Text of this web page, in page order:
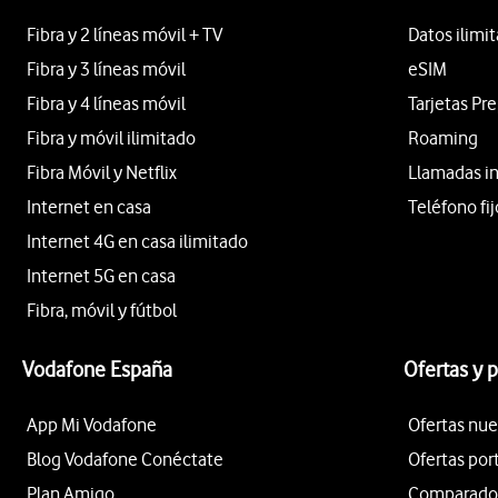
Fibra y 2 líneas móvil + TV
Fibra y 3 líneas móvil
Fibra y 4 líneas móvil
Fibra y móvil ilimitado
Fibra Móvil y Netflix
Internet en casa
Internet 4G en casa ilimitado
Internet 5G en casa
Fibra, móvil y fútbol
Datos
eSIM
Tarjetas
Roaming
Llamadas
Teléfono
Vodafone España
App Mi Vodafone
Blog Vodafone Conéctate
Plan Amigo
Ofertas y
Ofertas
Ofertas